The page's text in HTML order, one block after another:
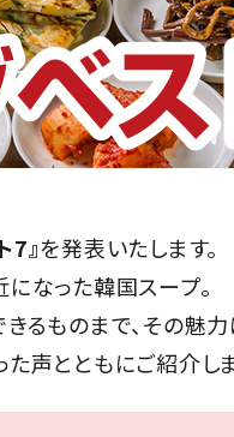
7』を発表いたします。
なった韓国スープ。
るものまで、その魅力
声とともにご紹介し